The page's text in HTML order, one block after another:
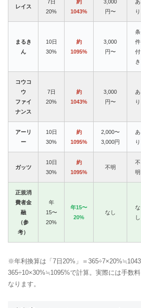
レイス
7日
20%
約
1043%
3,000
円〜
あ
り
まるき
ん
10日
30%
約
1095%
3,000
円〜
条
件
付
き
コウコ
ウ
ファイ
ナンス
7日
20%
約
1043%
3,000
円〜
あ
り
アーリ
ー
10日
30%
約
1095%
2,000〜
3,000円
あ
り
ガッツ
10日
30%
約
1095%
不明
不
明
正規消
費者金
融
（参
考）
年
15〜
20%
年15〜
20%
なし
な
し
※年利換算は「7日20%」＝
365÷10×30%≒1095%で計算。実際には手数
なります。